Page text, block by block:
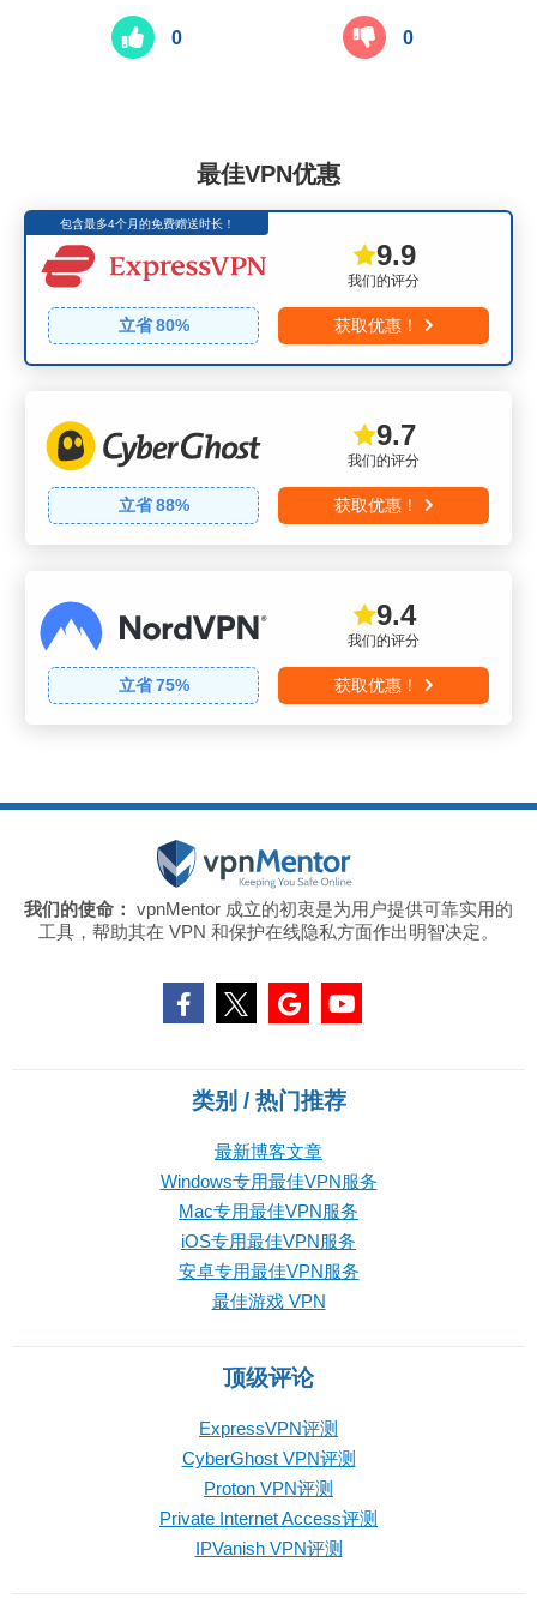
0 0
最佳VPN优惠
包含最多4个月的免费赠送时长！
我们的评分
9.9
立省 80% 获取优惠！
我们的评分
9.7
立省 88% 获取优惠！
我们的评分
9.4
立省 75% 获取优惠！
我们的使命： vpnMentor 成立的初衷是为用户提供可靠实用的
工具，帮助其在 VPN 和保护在线隐私方面作出明智决定。
类别 / 热门推荐
最新博客文章
Windows专用最佳VPN服务
Mac专用最佳VPN服务
iOS专用最佳VPN服务
安卓专用最佳VPN服务
最佳游戏 VPN
顶级评论
ExpressVPN评测
CyberGhost VPN评测
Proton VPN评测
Private Internet Access评测
IPVanish VPN评测